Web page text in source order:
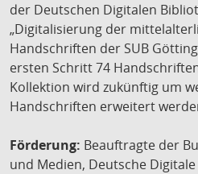
der Deutschen Digitalen
„Digitalisierung der
Handschriften der SUB
ersten Schritt 74
Kollektion wird zukünftig um
Handschriften erweitert
Förderung: Beauftragte der
und Medien, Deutsche